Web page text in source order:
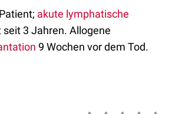
akute lymphatische
seit 3 Jahren. Allogene
9 Wochen vor dem Tod.